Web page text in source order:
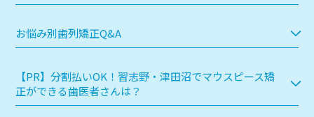
お悩み別歯列矯正Q&A
【PR】分割払いOK！習志野・津田沼でマウスピース矯
正ができる歯医者さんは？